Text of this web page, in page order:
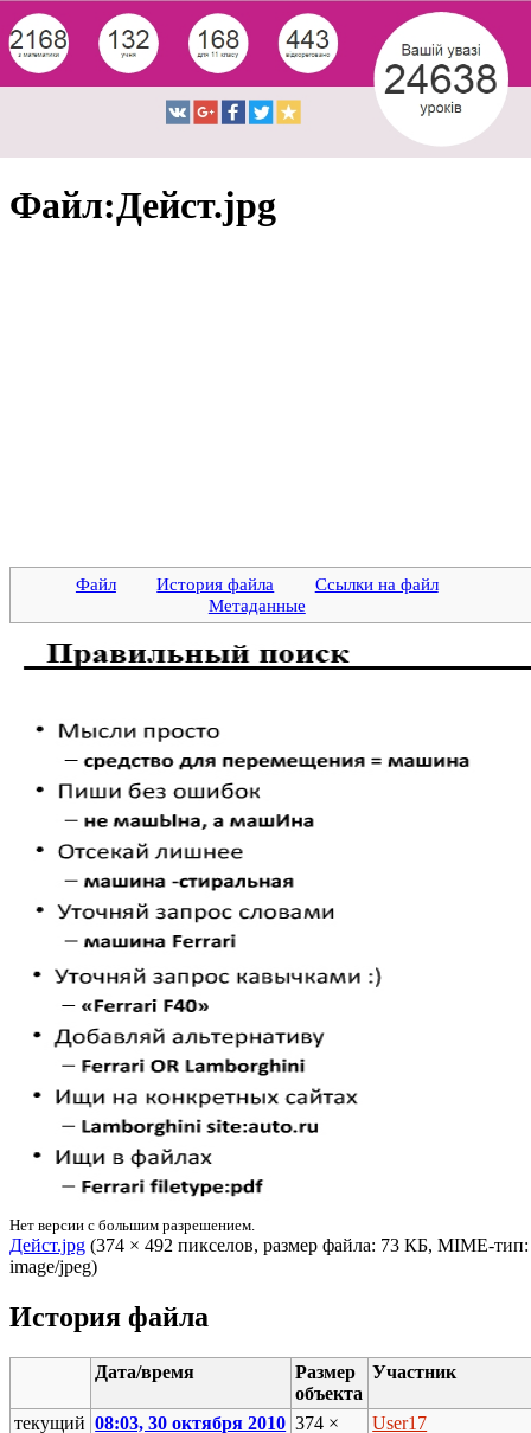
Файл:Дейст.jpg
Файл История файла
Ссылки на файл
Метаданные
Нет версии с большим разрешением.
Дейст.jpg ‎ (374 × 492 пикселов, размер файла: 73 КБ, MIME-тип:
image/jpeg)
История файла
Дата/время
Размер
объекта
Участник
текущий 08:03, 30 октября 2010 374 ×
User17